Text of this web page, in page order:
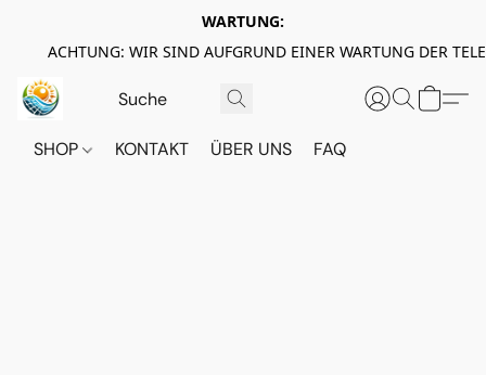
WARTUNG:
ACHTUNG: WIR SIND AUFGRUND EINER WARTUNG DER
SHOP KONTAKT ÜBER UNS FAQ